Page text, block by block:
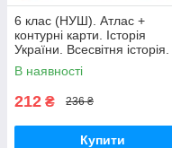
6 клас (НУШ). Атлас +
контурні карти. Історія
України. Всесвітня історія.
Інтегрований курс,
Картографія
В наявності
212 ₴ 236 ₴
Купити